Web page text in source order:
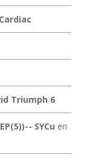
Triumph 6
SYCu en